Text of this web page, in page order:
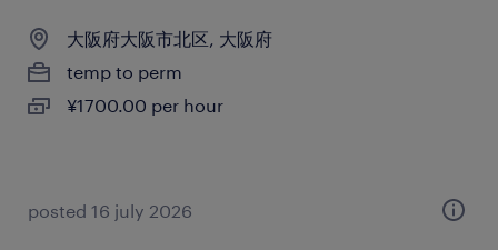
大阪府大阪市北区, 大阪府
temp to perm
¥1700.00 per hour
posted 16 july 2026